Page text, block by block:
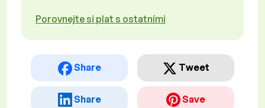
Porovnejte si plat s ostatními
Share Tweet
Share Save